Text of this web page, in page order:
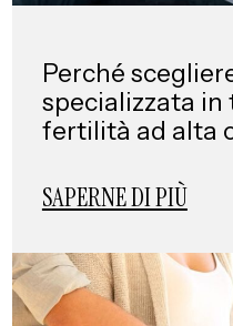
Perché
specializzata
fertilità ad alta
SAPERNE DI PIÙ